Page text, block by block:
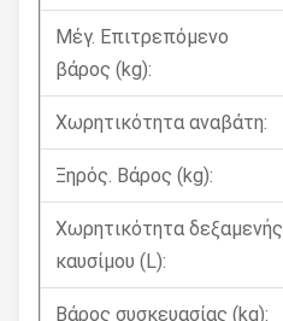
Μέγ. Επιτρεπόμενο
βάρος (kg):
Χωρητικότητα αναβάτη:
Ξηρός. Βάρος (kg):
Χωρητικότητα δεξαμενής
καυσίμου (L):
Βάρος συσκευασίας (kg):